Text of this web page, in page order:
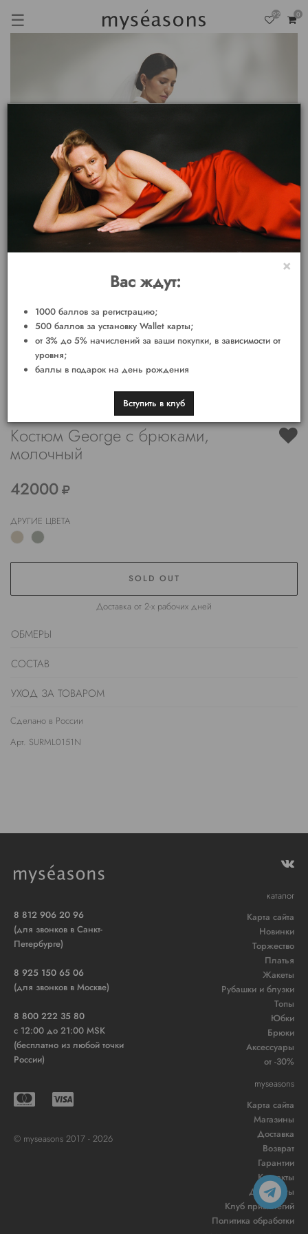
☰ 92 0
Костюм George c брюками,
молочный
42000
ДРУГИЕ ЦВЕТА
SOLD OUT
Доставка от 2-х рабочих дней
ОБМЕРЫ
СОСТАВ
УХОД ЗА ТОВАРОМ
Сделано в России
Арт. SURML0151N
8 812 906 20 96
(для звонков в Санкт-
Петербурге)
8 925 150 65 06
(для звонков в Москве)
8 800 222 35 80
c 12:00 до 21:00 MSK
(бесплатно из любой точки
России)
© myseasons 2017 - 2026
каталог
Карта сайта
Новинки
Торжество
Платья
Жакеты
Рубашки и блузки
Топы
Юбки
Брюки
Аксессуары
от -30%
myseasons
Карта сайта
Магазины
Доставка
Возврат
Гарантии
Контакты
Документы
Клуб привилегий
Политика обработки
×
Вас ждут:
1000 баллов за регистрацию;
500 баллов за установку Wallet карты;
от 3% до 5% начислений за ваши покупки, в зависимости от
уровня;
баллы в подарок на день рождения
Вступить в клуб